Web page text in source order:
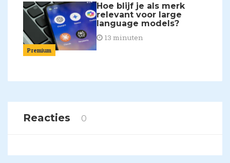
Premium
Hoe blijf je als merk
relevant voor large
language models?
13 minuten
Reacties 0